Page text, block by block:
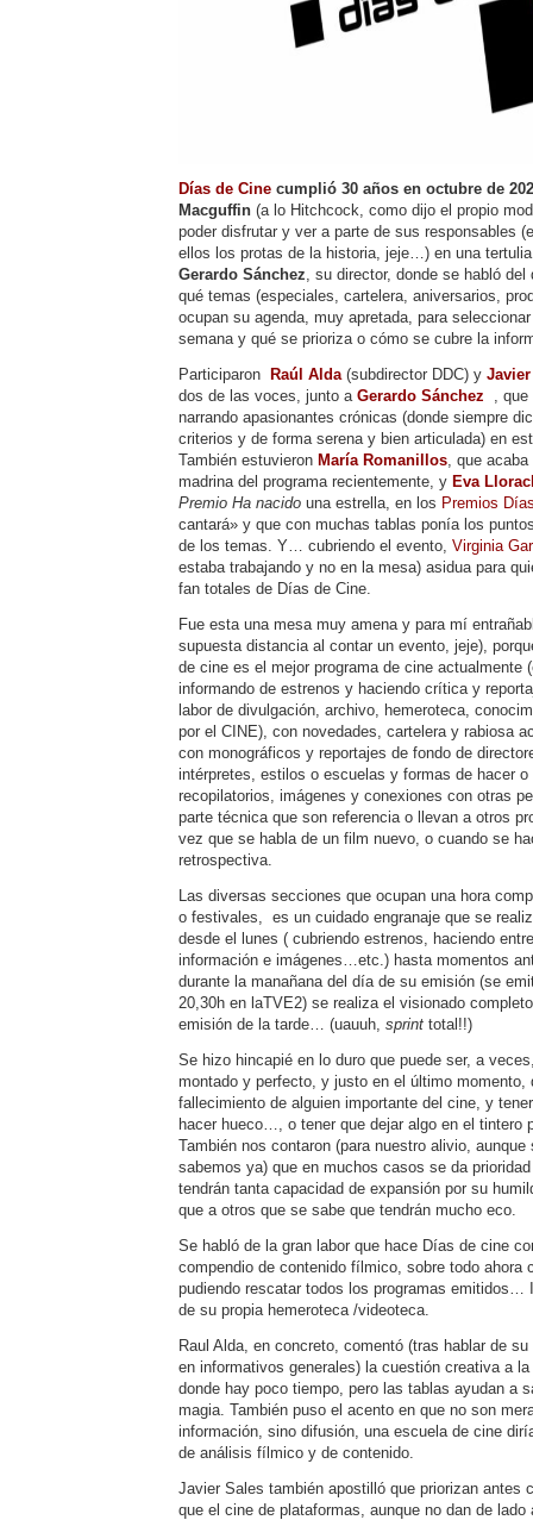
Días de Cine cumplió 30 años en octubre de
Macguffin (a lo Hitchcock, como dijo el propio
poder disfrutar y ver a parte de sus responsables
ellos los protas de la historia, jeje…) en una
Gerardo Sánchez , su director, donde se habló
qué temas (especiales, cartelera, aniversarios,
ocupan su agenda, muy apretada, para
semana y qué se prioriza o cómo se cubre la
Participaron
Raúl Alda (subdirector DDC) y
dos de las voces, junto a Gerardo Sánchez , que
narrando apasionantes crónicas (donde siempre
criterios y de forma serena y bien articulada) en
También estuvieron María Romanillos , que
madrina del programa recientemente, y Eva
Premio Ha nacido una estrella, en los Premios
cantará» y que con muchas tablas ponía los
de los temas. Y… cubriendo el evento, Virginia
estaba trabajando y no en la mesa) asidua para
fan totales de Días de Cine.
Fue esta una mesa muy amena y para mí
supuesta distancia al contar un evento, jeje),
de cine es el mejor programa de cine actualmente
informando de estrenos y haciendo crítica y
labor de divulgación, archivo, hemeroteca,
por el CINE), con novedades, cartelera y rabiosa
con monográficos y reportajes de fondo de
intérpretes, estilos o escuelas y formas de hacer
recopilatorios, imágenes y conexiones con otras
parte técnica que son referencia o llevan a otros
vez que se habla de un film nuevo, o cuando se
retrospectiva.
Las diversas secciones que ocupan una hora
o festivales, es un cuidado engranaje que se
desde el lunes ( cubriendo estrenos, haciendo
información e imágenes…etc.) hasta momentos
durante la manañana del día de su emisión (se
20,30h en laTVE2) se realiza el visionado
emisión de la tarde… (uauuh, sprint total!!)
Se hizo hincapié en lo duro que puede ser, a
montado y perfecto, y justo en el último momento,
fallecimiento de alguien importante del cine, y
hacer hueco…, o tener que dejar algo en el
También nos contaron (para nuestro alivio,
sabemos ya) que en muchos casos se da
tendrán tanta capacidad de expansión por su
que a otros que se sabe que tendrán mucho eco.
Se habló de la gran labor que hace Días de cine
compendio de contenido fílmico, sobre todo ahora
pudiendo rescatar todos los programas emitidos…
de su propia hemeroteca /videoteca.
Raul Alda, en concreto, comentó (tras hablar de
en informativos generales) la cuestión creativa a
donde hay poco tiempo, pero las tablas ayudan a
magia. También puso el acento en que no son
información, sino difusión, una escuela de cine
de análisis fílmico y de contenido.
Javier Sales también apostilló que priorizan antes
que el cine de plataformas, aunque no dan de lado